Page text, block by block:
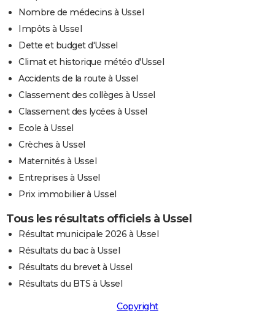
Nombre de médecins à Ussel
Impôts à Ussel
Dette et budget d'Ussel
Climat et historique météo d'Ussel
Accidents de la route à Ussel
Classement des collèges à Ussel
Classement des lycées à Ussel
Ecole à Ussel
Crèches à Ussel
Maternités à Ussel
Entreprises à Ussel
Prix immobilier à Ussel
Tous les résultats officiels à Ussel
Résultat municipale 2026 à Ussel
Résultats du bac à Ussel
Résultats du brevet à Ussel
Résultats du BTS à Ussel
Copyright